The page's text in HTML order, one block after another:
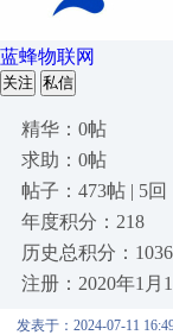
蓝蜂物联网
关注 私信
精华：0帖
求助：0帖
帖子：473帖 | 5回
年度积分：218
历史总积分：1036
注册：2020年1月
发表于：2024-07-11